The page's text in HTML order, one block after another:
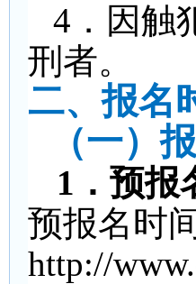
4 ．因
刑者。
二、报名
（一）
1 ．预报
预报名时
http://